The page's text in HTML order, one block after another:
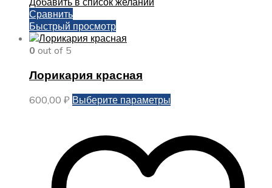
Сравнить
Быстрый просмотр
0 out of 5
Лорикария красная
600,00 ₽ Выберите параметры
несколько
вариаций.
Опции